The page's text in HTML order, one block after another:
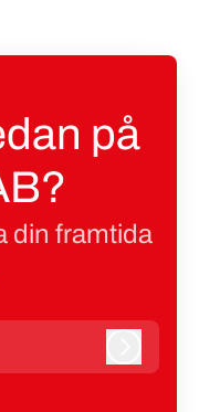
på
din framtida